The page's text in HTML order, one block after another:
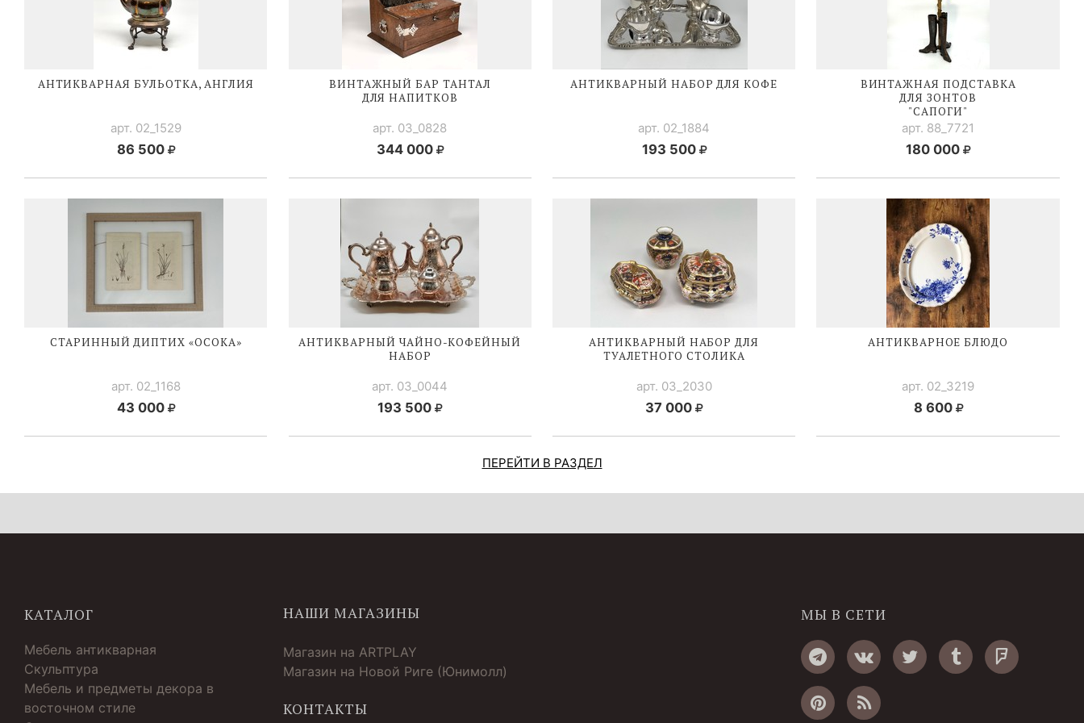
АНТИКВАРНАЯ БУЛЬОТКА, АНГЛИЯ
арт. 02_1529
86 500
ВИНТАЖНЫЙ БАР ТАНТАЛ
ДЛЯ НАПИТКОВ
арт. 03_0828
344 000
АНТИКВАРНЫЙ НАБОР ДЛЯ КОФЕ
арт. 02_1884
193 500
ВИНТАЖНАЯ ПОДСТАВКА
ДЛЯ ЗОНТОВ
"САПОГИ"
арт. 88_7721
180 000
СТАРИННЫЙ ДИПТИХ «ОСОКА»
арт. 02_1168
43 000
АНТИКВАРНЫЙ ЧАЙНО-КОФЕЙНЫЙ
НАБОР
арт. 03_0044
193 500
АНТИКВАРНЫЙ НАБОР ДЛЯ
ТУАЛЕТНОГО СТОЛИКА
арт. 03_2030
37 000
АНТИКВАРНОЕ БЛЮДО
арт. 02_3219
8 600
ПЕРЕЙТИ В РАЗДЕЛ
КАТАЛОГ
Мебель антикварная
Скульптура
Мебель и предметы декора в
восточном стиле
НАШИ МАГАЗИНЫ
Магазин на ARTPLAY
Магазин на Новой Риге (Юнимолл)
КОНТАКТЫ
МЫ В СЕТИ